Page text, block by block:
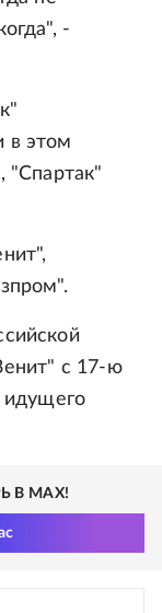
-
в этом
"Спартак"
с 17-ю
идущего
В MAX!